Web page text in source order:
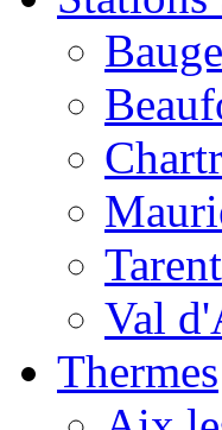
Val
Thermes